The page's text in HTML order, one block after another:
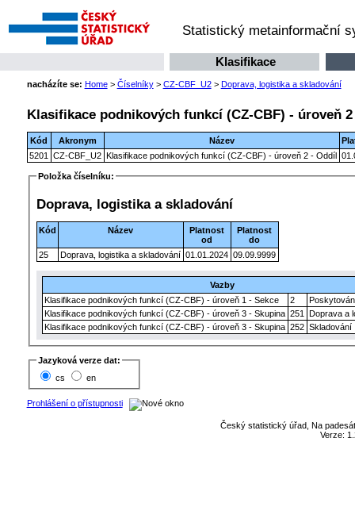
Statistický metainformační
Klasifikace
nacházíte se: Home> Číselníky> CZ-CBF_U2> Doprava, logistika a skladování
Klasifikace podnikových funkcí (CZ-CBF) - úroveň
Kód Akronym Název
5201
CZ-CBF_U2 Klasifikace podnikových funkcí (CZ-CBF) - úroveň 2 - Oddíl
Položka číselníku:
Doprava, logistika a skladování
Kód Název
Platnost
od
Platnost
do
25
Doprava, logistika a skladování 01.01.2024 09.09.9999
Vazby
Klasifikace podnikových funkcí (CZ-CBF) - úroveň 1 - Sekce
2
Klasifikace podnikových funkcí (CZ-CBF) - úroveň 3 - Skupina 251
Doprava a
Klasifikace podnikových funkcí (CZ-CBF) - úroveň 3 - Skupina 252 Skladování
Jazyková verze dat:
cs
en
Prohlášení o přístupnosti
Český statistický úřad, Na
Verze: